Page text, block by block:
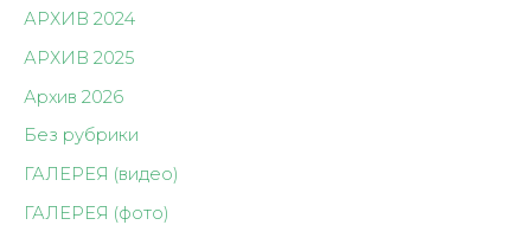
АРХИВ 2024
АРХИВ 2025
Архив 2026
Без рубрики
ГАЛЕРЕЯ (видео)
ГАЛЕРЕЯ (фото)